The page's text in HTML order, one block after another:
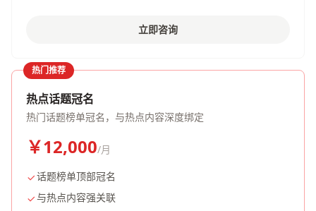
立即咨询
热门推荐
热点话题冠名
热门话题榜单冠名，与热点内容深度绑定
￥12,000/月
话题榜单顶部冠名
与热点内容强关联